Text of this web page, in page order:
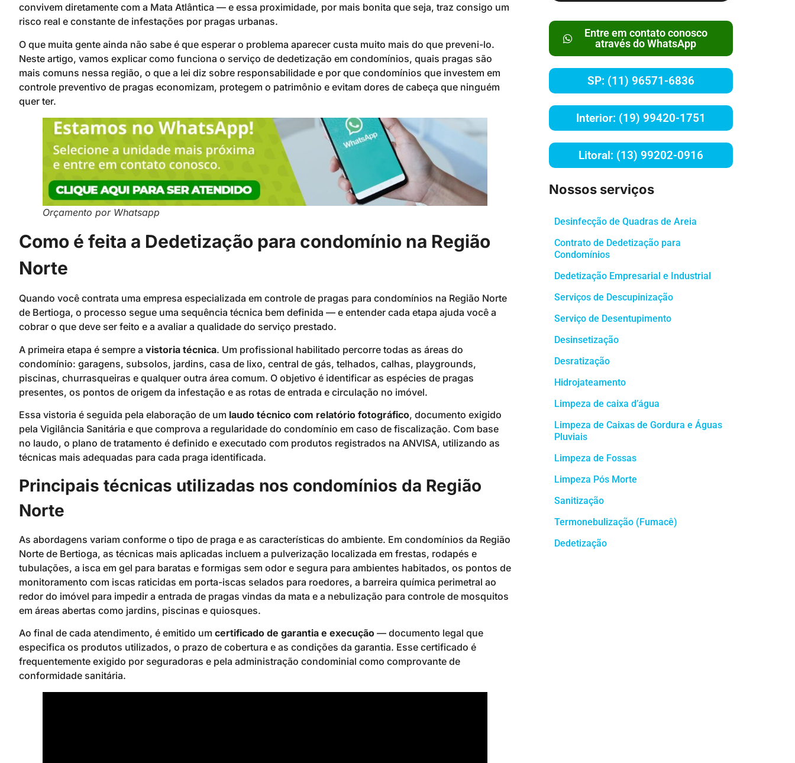
convivem diretamente com a Mata Atlântica — e essa proximidade, por mais bonita que seja, traz consigo um
risco real e constante de infestações por pragas urbanas.
O que muita gente ainda não sabe é que esperar o problema aparecer custa muito mais do que preveni-lo.
Neste artigo, vamos explicar como funciona o serviço de dedetização em condomínios, quais pragas são
mais comuns nessa região, o que a lei diz sobre responsabilidade e por que condomínios que investem em
controle preventivo de pragas economizam, protegem o patrimônio e evitam dores de cabeça que ninguém
quer ter.
Orçamento por Whatsapp
Como é feita a Dedetização para condomínio na Região
Norte
Quando você contrata uma empresa especializada em controle de pragas para condomínios na Região Norte
de Bertioga, o processo segue uma sequência técnica bem definida — e entender cada etapa ajuda você a
cobrar o que deve ser feito e a avaliar a qualidade do serviço prestado.
A primeira etapa é sempre a vistoria técnica. Um profissional habilitado percorre todas as áreas do
condomínio: garagens, subsolos, jardins, casa de lixo, central de gás, telhados, calhas, playgrounds,
piscinas, churrasqueiras e qualquer outra área comum. O objetivo é identificar as espécies de pragas
presentes, os pontos de origem da infestação e as rotas de entrada e circulação no imóvel.
Essa vistoria é seguida pela elaboração de um laudo técnico com relatório fotográfico, documento exigido
pela Vigilância Sanitária e que comprova a regularidade do condomínio em caso de fiscalização. Com base
no laudo, o plano de tratamento é definido e executado com produtos registrados na ANVISA, utilizando as
técnicas mais adequadas para cada praga identificada.
Principais técnicas utilizadas nos condomínios da Região
Norte
As abordagens variam conforme o tipo de praga e as características do ambiente. Em condomínios da Região
Norte de Bertioga, as técnicas mais aplicadas incluem a pulverização localizada em frestas, rodapés e
tubulações, a isca em gel para baratas e formigas sem odor e segura para ambientes habitados, os pontos de
monitoramento com iscas raticidas em porta-iscas selados para roedores, a barreira química perimetral ao
redor do imóvel para impedir a entrada de pragas vindas da mata e a nebulização para controle de mosquitos
em áreas abertas como jardins, piscinas e quiosques.
Ao final de cada atendimento, é emitido um certificado de garantia e execução — documento legal que
especifica os produtos utilizados, o prazo de cobertura e as condições da garantia. Esse certificado é
frequentemente exigido por seguradoras e pela administração condominial como comprovante de
conformidade sanitária.
Entre em contato conosco
através do WhatsApp
SP: (11) 96571-6836
Interior: (19) 99420-1751
Litoral: (13) 99202-0916
Nossos serviços
Desinfecção de Quadras de Areia
Contrato de Dedetização para
Condomínios
Dedetização Empresarial e Industrial
Serviços de Descupinização
Serviço de Desentupimento
Desinsetização
Desratização
Hidrojateamento
Limpeza de caixa d’água
Limpeza de Caixas de Gordura e Águas
Pluviais
Limpeza de Fossas
Limpeza Pós Morte
Sanitização
Termonebulização (Fumacê)
Dedetização